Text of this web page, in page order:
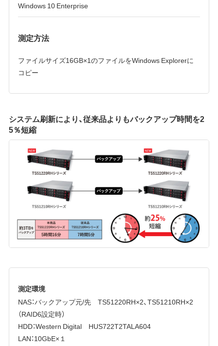
Windows 10 Enterprise
測定方法
ファイルサイズ16GB×1のファイルをWindows Explorerに
コピー
システム刷新により、従来品よりもバックアップ時間を2
5％短縮
測定環境
NAS：バックアップ元/先 TS51220RH×2、TS51210RH×2
（RAID6設定時）
HDD：Western Digital HUS722T2TALA604
LAN：10GbE×１